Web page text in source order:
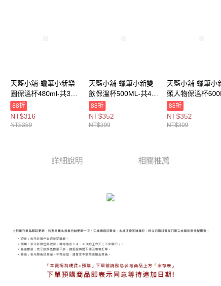
宅配
每筆NT$100，滿NT$1,000(含以上)免運費
付款後門市自取
天藍小舖-蠟筆小新樂
園保溫杯480ml-共3
色-$359【A11114744
】
88折
NT$316
NT$359
天藍小舖-蠟筆小新雙
飲保溫杯500ML-共4
色-$399【A11115621
】
88折
NT$352
NT$399
天藍小舖-蠟筆小
頭人物保溫杯
共6
色-$399【
】
88折
NT$352
NT$399
詳細說明 相關推薦